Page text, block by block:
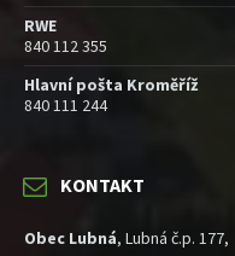
RWE
840 112 355
Hlavní pošta Kroměříž
840 111 244
KONTAKT
Obec Lubná, Lubná č.p. 177,